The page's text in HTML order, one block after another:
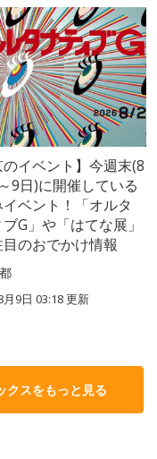
のイベント】今週末(8
9日)に開催している
ベント！「オルタ
G」や「はてな展」
のおでかけ情報
月9日 03:18更新
クスをもっと見る